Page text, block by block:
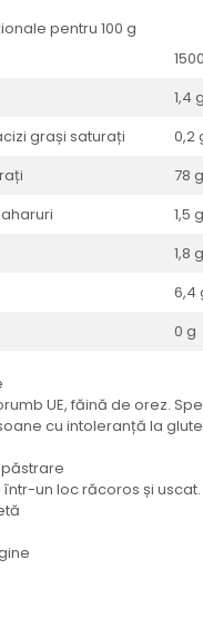
pentru 100 g
1,4 g
grași saturați
0,2
78 g
1,5 g
1,8 g
6,4
0 g
UE, făină de orez.
cu intoleranță la
într-un loc răcoros și uscat.